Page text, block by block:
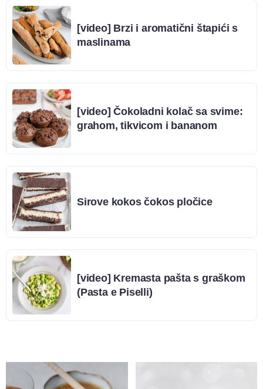
[video] Brzi i aromatični štapići s
maslinama
[video] Čokoladni kolač sa svime:
grahom, tikvicom i bananom
Sirove kokos čokos pločice
[video] Kremasta pašta s graškom
(Pasta e Piselli)